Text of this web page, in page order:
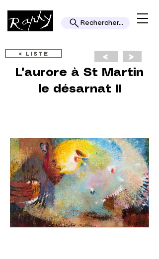
Rechercher...
< LISTE < >
L'aurore à St Martin
le désarnat II